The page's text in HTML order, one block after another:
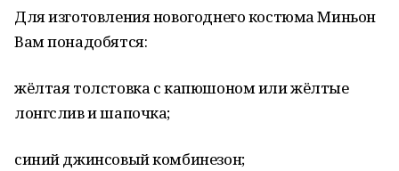
Для изготовления новогоднего костюма Миньон
Вам понадобятся:
жёлтая толстовка с капюшоном или жёлтые
лонгслив и шапочка;
синий джинсовый комбинезон;